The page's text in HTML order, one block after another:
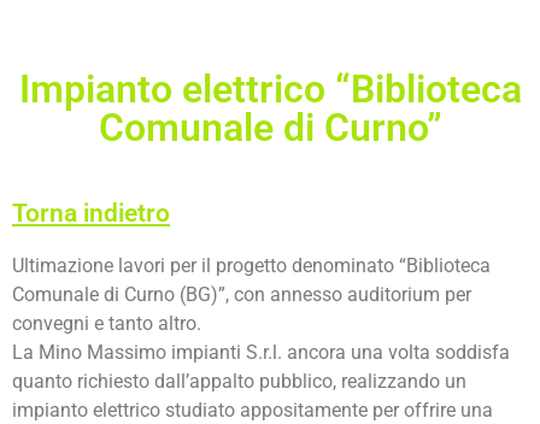
Impianto elettrico “Biblioteca
Comunale di Curno”
Torna indietro
Ultimazione lavori per il progetto denominato “Biblioteca
Comunale di Curno (BG)”, con annesso auditorium per
convegni e tanto altro.
La Mino Massimo impianti S.r.l. ancora una volta soddisfa
quanto richiesto dall’appalto pubblico, realizzando un
impianto elettrico studiato appositamente per offrire una